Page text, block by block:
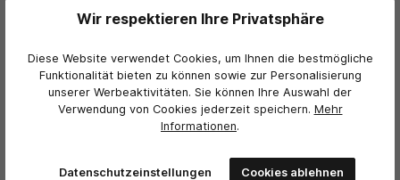
Bewertungen nur in der aktuellen Sprache anzeigen.
Keine Bewertungen gefunden. Teilen Sie Ihre Erfahrungen
Wir respektieren Ihre Privatsphäre
Diese Website verwendet Cookies, um Ihnen die bestmögliche
Funktionalität bieten zu können sowie zur Personalisierung
unserer Werbeaktivitäten. Sie können Ihre Auswahl der
Verwendung von Cookies jederzeit speichern. Mehr
Informationen.
Datenschutzeinstellungen Cookies ablehnen